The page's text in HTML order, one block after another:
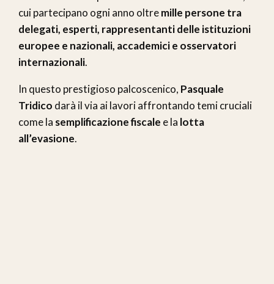
cui partecipano ogni anno oltremille persone tra
delegati, esperti, rappresentanti delle istituzioni
europee e nazionali, accademici e osservatori
internazionali.
In questo prestigioso palcoscenico, Pasquale
Tridico darà il via ai lavori affrontando temi cruciali
come la semplificazione fiscale e la lotta
all’evasione.